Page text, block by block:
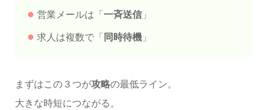
営業メールは「 一斉送信」
求人は複数で「 同時待機」
まずはこの３つが攻略の最低ライン。
大きな時短につながる。